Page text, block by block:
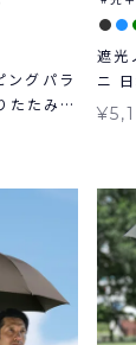
ングパラ
たたみ
送料無
遮光
ニ
象
¥